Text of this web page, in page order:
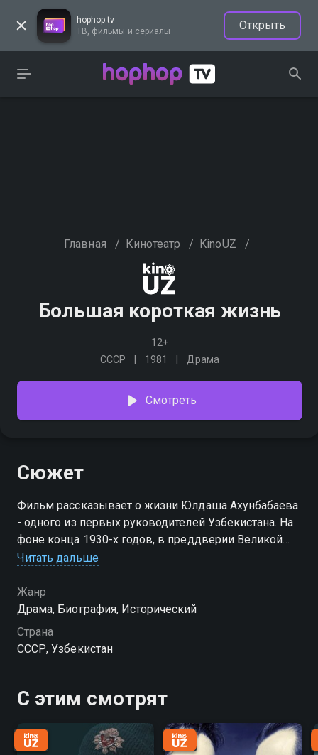
hophop.tv
ТВ, фильмы и сериалы
Открыть
Главная / Кинотеатр / KinoUZ /
Большая короткая жизнь
12+
СССР
1981 Драма
Смотреть
Сюжет
Фильм рассказывает о жизни Юлдаша Ахунбабаева
- одного из первых руководителей Узбекистана. На
фоне конца 1930-х годов, в преддверии Великой
Отечественной войны, раскрывается не только
стоящего перед сложными выборами, от которых
зависит не только его жизнь, но и будущее страны.
Читать дальше
Жанр
Драма, Биография, Исторический
Страна
СССР, Узбекистан
С этим смотрят